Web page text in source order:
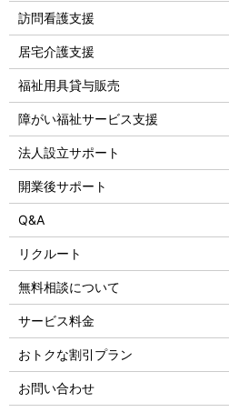
訪問看護支援
居宅介護支援
福祉用具貸与販売
障がい福祉サービス支援
法人設立サポート
開業後サポート
Q&A
リクルート
無料相談について
サービス料金
おトクな割引プラン
お問い合わせ